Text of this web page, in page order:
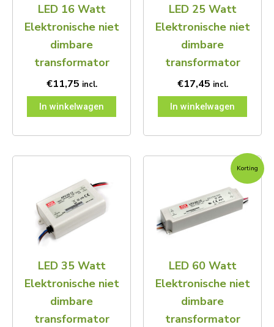
LED 16 Watt
Elektronische niet
dimbare
transformator
€11,75 incl.
In winkelwagen
LED 25 Watt
Elektronische niet
dimbare
transformator
€17,45 incl.
In winkelwagen
LED 35 Watt
Elektronische niet
dimbare
transformator
Korting
LED 60 Watt
Elektronische niet
dimbare
transformator
Oorspronkelijke
€26,95.
Huidige
prijs
is:
€23,95.